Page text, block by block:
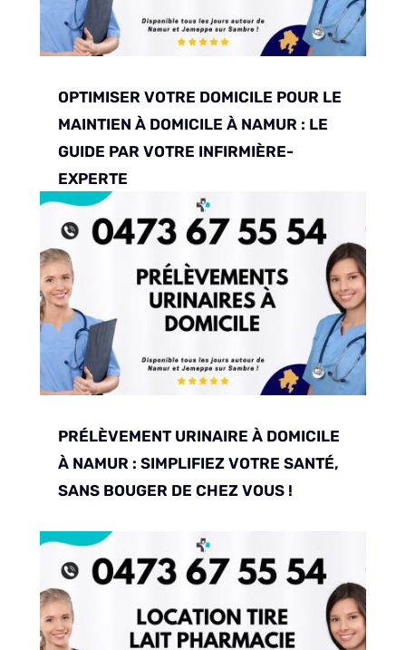
OPTIMISER VOTRE DOMICILE POUR LE
MAINTIEN À DOMICILE À NAMUR : LE
GUIDE PAR VOTRE INFIRMIÈRE-
EXPERTE
PRÉLÈVEMENT URINAIRE À DOMICILE
À NAMUR : SIMPLIFIEZ VOTRE SANTÉ,
SANS BOUGER DE CHEZ VOUS !